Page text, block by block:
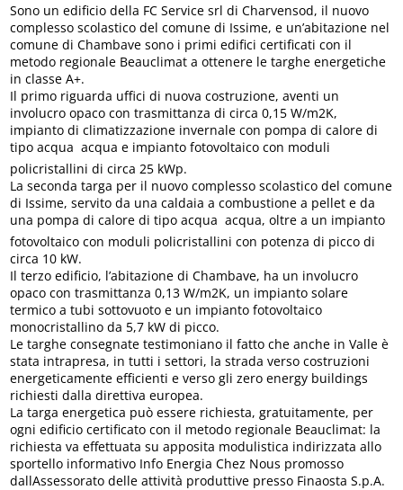
Sono un edificio della FC Service srl di Charvensod, il nuovo
complesso scolastico del comune di Issime, e un’abitazione nel
comune di Chambave sono i primi edifici certificati con il
metodo regionale Beauclimat a ottenere le targhe energetiche
in classe A+.
Il primo riguarda uffici di nuova costruzione, aventi un
involucro opaco con trasmittanza di circa 0,15 W/m2K,
impianto di climatizzazione invernale con pompa di calore di
tipo acqua  acqua e impianto fotovoltaico con moduli
policristallini di circa 25 kWp.
La seconda targa per il nuovo complesso scolastico del comune
di Issime, servito da una caldaia a combustione a pellet e da
una pompa di calore di tipo acqua  acqua, oltre a un impianto
fotovoltaico con moduli policristallini con potenza di picco di
circa 10 kW.
Il terzo edificio, l’abitazione di Chambave, ha un involucro
opaco con trasmittanza 0,13 W/m2K, un impianto solare
termico a tubi sottovuoto e un impianto fotovoltaico
monocristallino da 5,7 kW di picco.
Le targhe consegnate testimoniano il fatto che anche in Valle è
stata intrapresa, in tutti i settori, la strada verso costruzioni
energeticamente efficienti e verso gli zero energy buildings
richiesti dalla direttiva europea.
La targa energetica può essere richiesta, gratuitamente, per
ogni edificio certificato con il metodo regionale Beauclimat: la
richiesta va effettuata su apposita modulistica indirizzata allo
sportello informativo Info Energia Chez Nous promosso
dallAssessorato delle attività produttive presso Finaosta S.p.A.